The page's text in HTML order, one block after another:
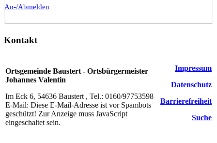
An-/Abmelden
Kontakt
Ortsgemeinde Baustert - Ortsbürgermeister
Johannes Valentin
Im Eck 6, 54636 Baustert , Tel.: 0160/97753598
E-Mail: Diese E-Mail-Adresse ist vor Spambots
geschützt! Zur Anzeige muss JavaScript
eingeschaltet sein.
Impressum
Datenschutz
Barrierefreiheit
Suche